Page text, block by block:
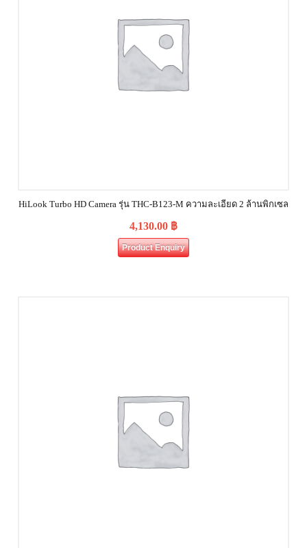
HiLook Turbo HD Camera รุ่น THC-B123-M ความละเอียด 2 ล้านพิกเซล
4,130.00 ฿
Product Enquiry